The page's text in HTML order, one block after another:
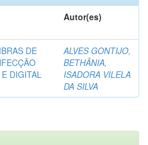
Autor(es)
DE
DIGITAL
ALVES GONTIJO,
BETHÂNIA,
ISADORA VILELA
DA SILVA